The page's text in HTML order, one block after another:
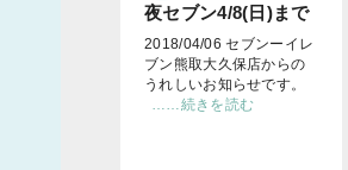
夜セブン4/8(日)まで
2018/04/06 セブンーイレ
ブン熊取大久保店からの
うれしいお知らせです。
……続きを読む